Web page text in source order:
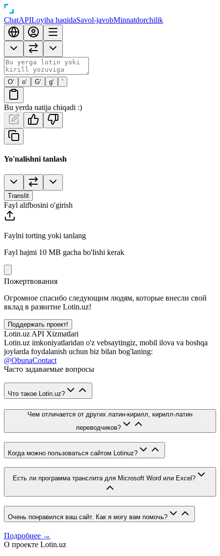
ChatAPILoyiha haqidaSavol-javobMinnatdorchilik
O‘ o‘ G‘ g‘ ’
Bu yerda natija chiqadi :)
Yo'nalishni tanlash
Translit
Fayl alifbosini o'girish
Faylni torting yoki tanlang
Fayl hajmi 10 MB gacha bo'lishi kerak
Пожертвования
Огромное спасибо следующим людям, которые внесли свой
вклад в развитие Lotin.uz!
Поддержать проект!
Lotin.uz API Xizmatlari
Lotin.uz imkoniyatlaridan o'z vebsaytingiz, mobil ilova va boshqa
joylarda foydalanish uchun biz bilan bog'laning:
@ObunaContact
Часто задаваемые вопросы
Что такое Lotin.uz?
Чем отличается от других латин-кирилл, кирилл-латин
переводчиков?
Когда можно пользоваться сайтом Lotinuz?
Есть ли программа транслита для Microsoft Word или Excel?
Очень понравился ваш сайт. Как я могу вам помочь?
Подробнее →
О проекте Lotin.uz